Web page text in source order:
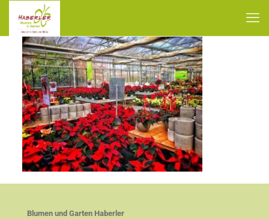
Blumen und Garten Haberler